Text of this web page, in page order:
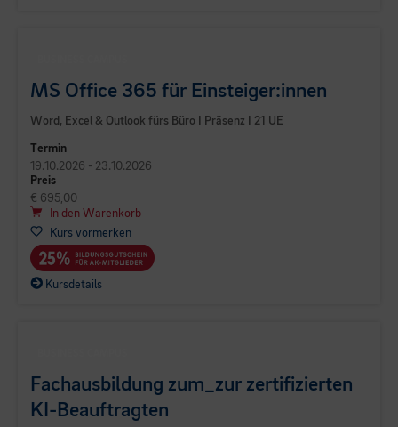
MS Office 365 für Einsteiger:innen
Word, Excel & Outlook fürs Büro I Präsenz I 21 UE
Termin
19.10.2026 - 23.10.2026
Preis
€ 695,00
In den Warenkorb
Kurs vormerken
Kursdetails
Fachausbildung zum_zur zertifizierten
KI-Beauftragten